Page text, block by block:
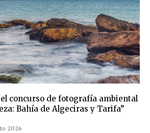
el concurso de fotografía ambiental
Bahía de Algeciras y Tarifa”
2026